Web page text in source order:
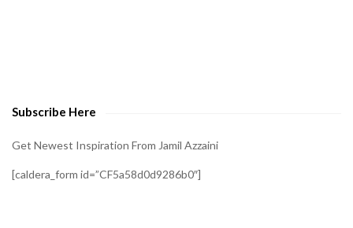
Subscribe Here
Get Newest Inspiration From Jamil Azzaini
[caldera_form id=”CF5a58d0d9286b0″]